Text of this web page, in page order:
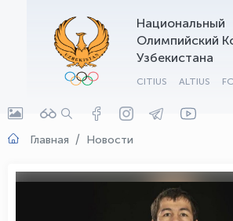
Национальный
Олимпийский
Узбекистана
CITIUS ALTIUS
Главная Новости
OLYMPCHIK AI - yordamchi
Онлайн · olympic.uz